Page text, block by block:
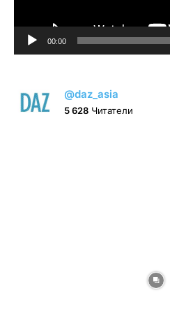
00:00
@daz_asia
5 628 Читатели